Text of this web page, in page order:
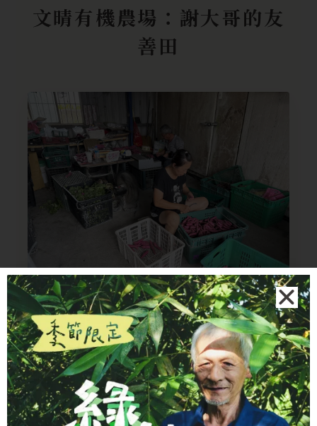
文晴有機農場：謝大哥的友
善田
文晴農場位在宜蘭三星，由農友謝宗杰（謝大
哥）與太太一起經營。謝大哥回到家鄉承接家中
務農的志業，想把「好好吃飯、好好生活」這件
事，重新做回來。